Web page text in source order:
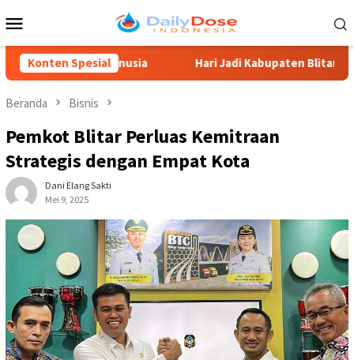
ke
Mobile
Konten SpesialHari Jadi Kabupaten Blitar 702, Ketua DPRD
Beranda Bisnis
Pemkot Blitar Perluas Kemitraan
Strategis dengan Empat Kota
Dani Elang Sakti
Mei 9, 2025